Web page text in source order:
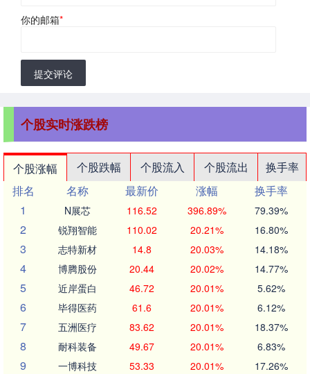
你的邮箱*
提交评论
个股实时涨跌榜
个股涨幅 个股跌幅 个股流入 个股流出
换手率
排名
名称 最新价 涨幅
换手率
1
N展芯 116.52 396.89% 79.39%
2 锐翔智能 110.02 20.21% 16.80%
3 志特新材 14.8 20.03% 14.18%
4 博腾股份 20.44 20.02% 14.77%
5 近岸蛋白 46.72 20.01% 5.62%
6 毕得医药 61.6 20.01% 6.12%
7 五洲医疗 83.62 20.01% 18.37%
8 耐科装备 49.67 20.01% 6.83%
9 一博科技 53.33 20.01% 17.26%